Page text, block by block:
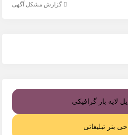
گزارش مشکل آگهی
لایه باز گرافیکی
بنر تبلیغاتی